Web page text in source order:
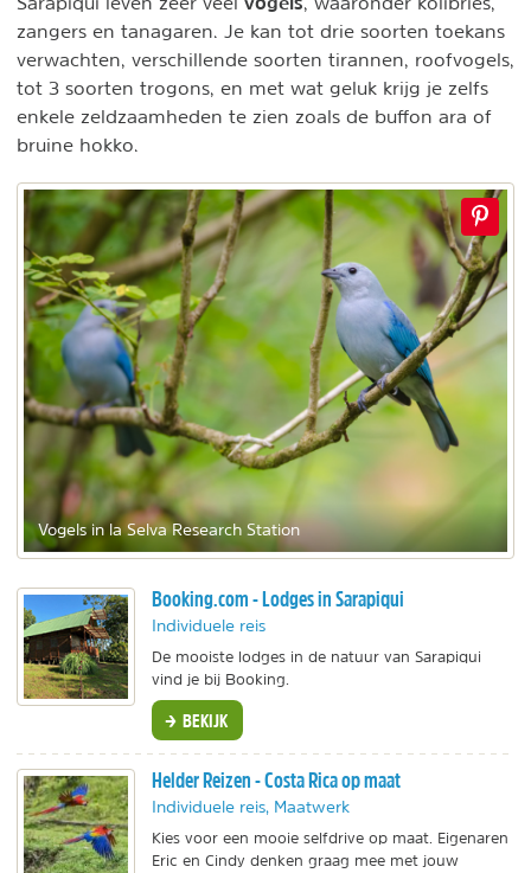
zangers en tanagaren. Je kan tot drie soorten toekans
verwachten, verschillende soorten tirannen, roofvogels,
tot 3 soorten trogons, en met wat geluk krijg je zelfs
enkele zeldzaamheden te zien zoals de buffon ara of
bruine hokko.
Vogels in la Selva Research Station
Booking.com - Lodges in Sarapiqui
Individuele reis
De mooiste lodges in de natuur van Sarapiqui
vind je bij Booking.
BEKIJK
Helder Reizen - Costa Rica op maat
Individuele reis, Maatwerk
Kies voor een mooie selfdrive op maat. Eigenaren
Eric en Cindy denken graag mee met jouw